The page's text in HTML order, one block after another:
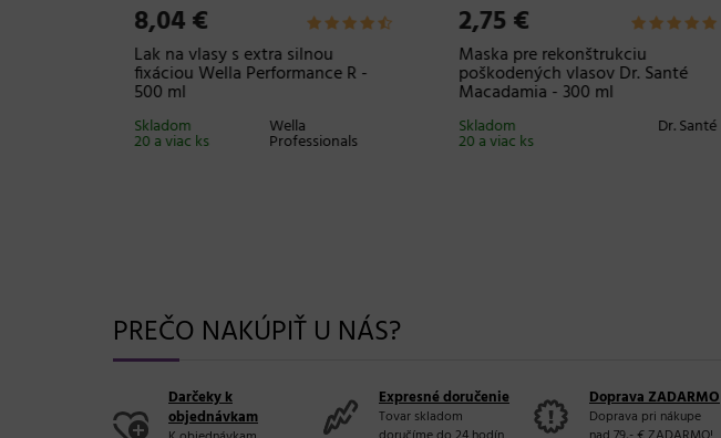
8,04 €
Lak na vlasy s extra silnou
fixáciou Wella Performance R -
500 ml
Wella
Professionals
Skladom
20 a viac ks
2,75 €
Maska pre rekonštrukciu
poškodených vlasov Dr. Santé
Macadamia - 300 ml
Dr. Santé
Skladom
20 a viac ks
PREČO NAKÚPIŤ U NÁS?
Darčeky k
objednávkam
Expresné doručenie
Tovar skladom
Doprava ZADARMO
Doprava pri nákupe